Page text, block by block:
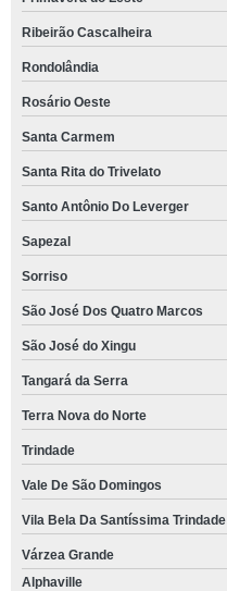
Ribeirão Cascalheira
Rondolândia
Rosário Oeste
Santa Carmem
Santa Rita do Trivelato
Santo Antônio Do Leverger
Sapezal
Sorriso
São José Dos Quatro Marcos
São José do Xingu
Tangará da Serra
Terra Nova do Norte
Trindade
Vale De São Domingos
Vila Bela Da Santíssima Trindade
Várzea Grande
Alphaville